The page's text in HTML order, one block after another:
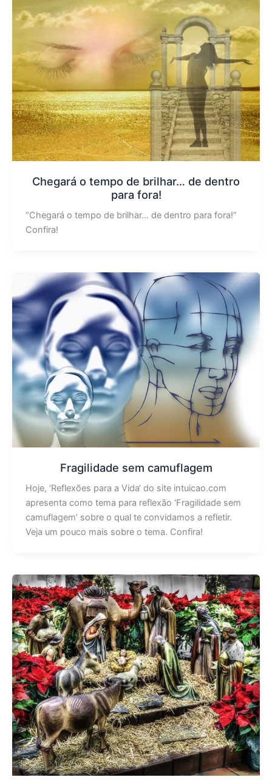
Chegará o tempo de brilhar… de dentro
para fora!
“Chegará o tempo de brilhar… de dentro para fora!”
Confira!
Fragilidade sem camuflagem
Hoje, ‘Reflexões para a Vida‘ do site intuicao.com
apresenta como tema para reflexão ‘Fragilidade sem
camuflagem’ sobre o qual te convidamos a refletir.
Veja um pouco mais sobre o tema. Confira!